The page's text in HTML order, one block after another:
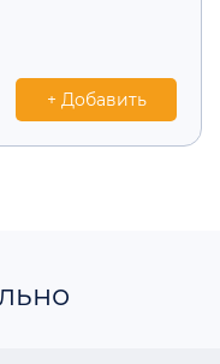
+ Добавить